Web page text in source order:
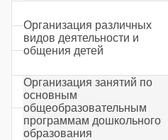
Организация различных
видов деятельности и
общения детей
Организация занятий по
основным
общеобразовательным
программам дошкольного
образования